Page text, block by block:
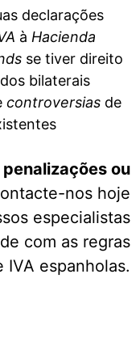
declarações
à Hacienda
se tiver direito
bilaterais
controversias de
ou
nos hoje
especialistas
com as regras
IVA espanholas.